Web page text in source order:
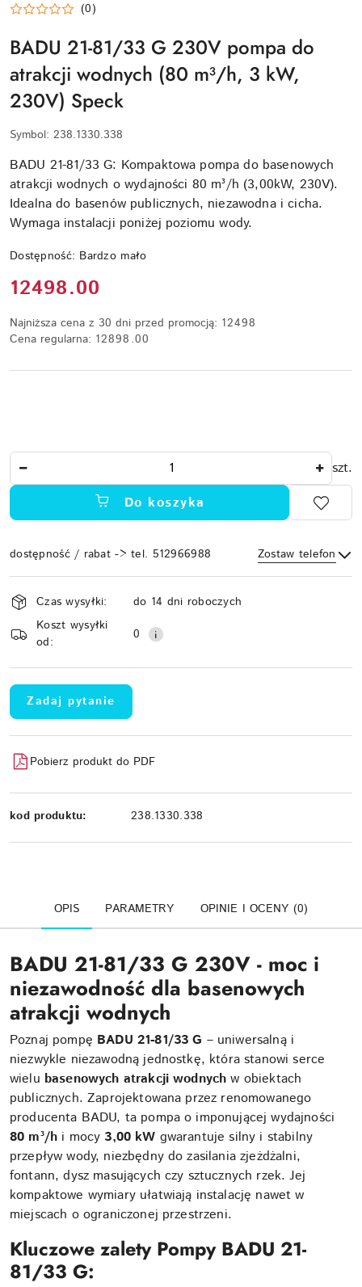
(0)
BADU 21-81/33 G 230V pompa do
atrakcji wodnych (80 m³/h, 3 kW,
230V) Speck
Symbol: 238.1330.338
BADU 21-81/33 G: Kompaktowa pompa do basenowych
atrakcji wodnych o wydajności 80 m³/h (3,00kW, 230V).
Idealna do basenów publicznych, niezawodna i cicha.
Wymaga instalacji poniżej poziomu wody.
Dostępność: Bardzo mało
Cena:
12498.00
Najniższa cena z 30 dni przed promocją: 12498
Cena regularna: 12898.00
szt.
Do koszyka
dostępność / rabat -> tel. 512966988 Zostaw telefon
Wyślij
Dostępność
i
dostawa
Czas wysyłki:
do 14 dni roboczych
Koszt wysyłki
od:
0
Zadaj pytanie
Pobierz produkt do PDF
kod produktu: 238.1330.338
OPIS PARAMETRY OPINIE I OCENY (0)
BADU 21-81/33 G 230V - moc i
niezawodność dla basenowych
atrakcji wodnych
Poznaj pompę BADU 21-81/33 G – uniwersalną i
niezwykle niezawodną jednostkę, która stanowi serce
wielu basenowych atrakcji wodnych w obiektach
publicznych. Zaprojektowana przez renomowanego
producenta BADU, ta pompa o imponującej wydajności
80 m³/h i mocy 3,00 kW gwarantuje silny i stabilny
przepływ wody, niezbędny do zasilania zjeżdżalni,
fontann, dysz masujących czy sztucznych rzek. Jej
kompaktowe wymiary ułatwiają instalację nawet w
miejscach o ograniczonej przestrzeni.
Kluczowe zalety Pompy BADU 21-
81/33 G: